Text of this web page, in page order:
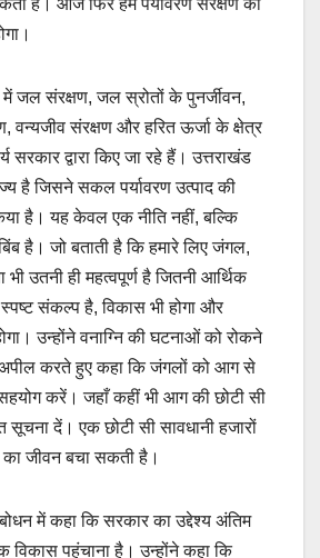
है। आज फिर हमें पर्यावरण संरक्षण को
में जल संरक्षण, जल स्रोतों के पुनर्जीवन,
वन्यजीव संरक्षण और हरित ऊर्जा के क्षेत्र
सरकार द्वारा किए जा रहे हैं। उत्तराखंड
है जिसने सकल पर्यावरण उत्पाद की
है। यह केवल एक नीति नहीं, बल्कि
है। जो बताती है कि हमारे लिए जंगल,
उतनी ही महत्वपूर्ण है जितनी आर्थिक
संकल्प है, विकास भी होगा और
उन्होंने वनाग्नि की घटनाओं को रोकने
अपील करते हुए कहा कि जंगलों को आग से
करें। जहाँ कहीं भी आग की छोटी सी
सूचना दें। एक छोटी सी सावधानी हजारों
जीवन बचा सकती है।
में कहा कि सरकार का उद्देश्य अंतिम
विकास पहुंचाना है। उन्होंने कहा कि